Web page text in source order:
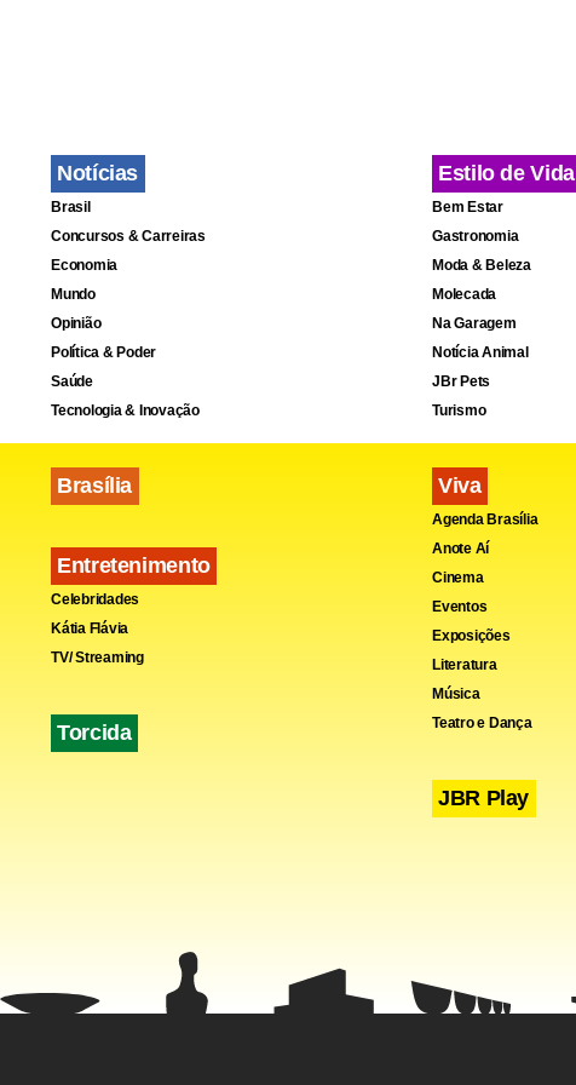
Notícias
Brasil
Concursos & Carreiras
Economia
Mundo
Opinião
Política & Poder
Saúde
Tecnologia & Inovação
Brasília
Entretenimento
Celebridades
Kátia Flávia
TV/ Streaming
Torcida
Estilo de Vida
Bem Estar
Gastronomia
Moda & Beleza
Molecada
Na Garagem
Notícia Animal
JBr Pets
Turismo
Viva
Agenda Brasília
Anote Aí
Cinema
Eventos
Exposições
Literatura
Música
Teatro e Dança
JBR Play